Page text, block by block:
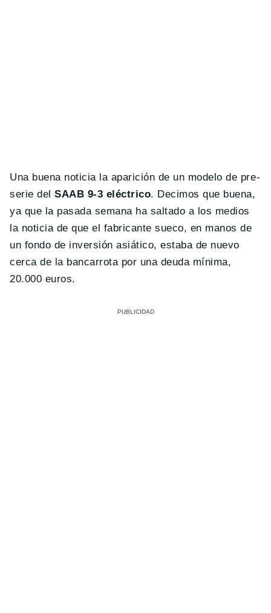
Una buena noticia la aparición de un modelo de pre-
serie del SAAB 9-3 eléctrico. Decimos que buena,
ya que la pasada semana ha saltado a los medios
la noticia de que el fabricante sueco, en manos de
un fondo de inversión asiático, estaba de nuevo
cerca de la bancarrota por una deuda mínima,
20.000 euros.